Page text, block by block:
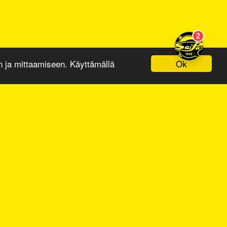
Ok
ja mittaamiseen. Käyttämällä